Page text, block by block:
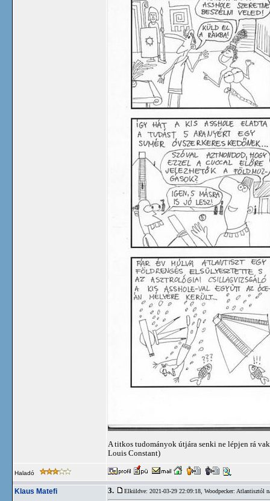
A titkos tudományok útjára senki ne lépjen rá
Louis Constant)
Haladó
Klaus Matefi 3. Elküldve: 2021-03-29 22:09:18, Woodpecker: Atlantisztól